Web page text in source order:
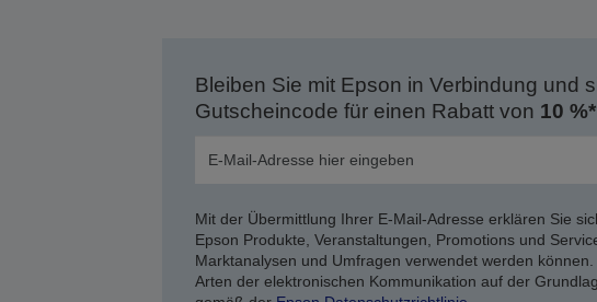
Bleiben Sie mit Epson in Verbindung und
Gutscheincode für einen Rabatt von 10 %*
Mit der Übermittlung Ihrer E-Mail-Adresse erklären Sie
Epson Produkte, Veranstaltungen, Promotions und
Marktanalysen und Umfragen verwendet werden
Arten der elektronischen Kommunikation auf der